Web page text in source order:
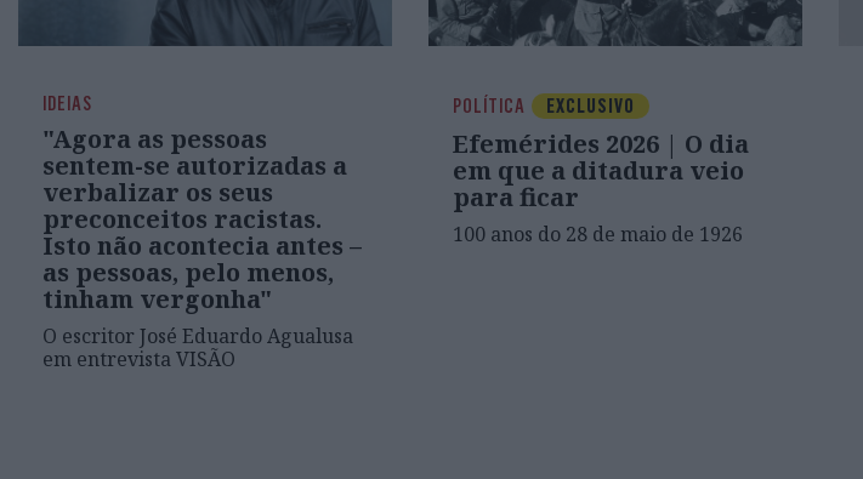
IDEIAS
"Agora as pessoas
sentem-se autorizadas a
verbalizar os seus
preconceitos racistas.
Isto não acontecia antes –
as pessoas, pelo menos,
tinham vergonha"
O escritor José Eduardo Agualusa
em entrevista VISÃO
POLÍTICA EXCLUSIVO
Efemérides 2026 | O dia
em que a ditadura veio
para ficar
100 anos do 28 de maio de 1926